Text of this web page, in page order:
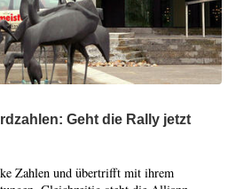
Geht die Rally jetzt
Zahlen und übertrifft mit ihrem